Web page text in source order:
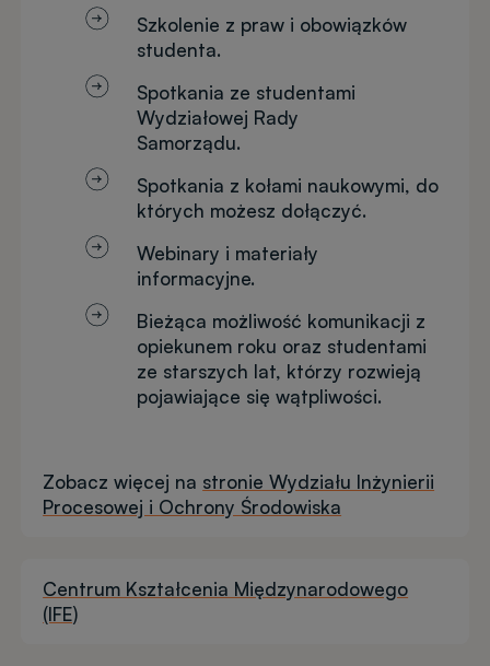
Szkolenie z praw i obowiązków
studenta.
Spotkania ze studentami
Wydziałowej Rady
Samorządu.
Spotkania z kołami naukowymi, do
których możesz dołączyć.
Webinary i materiały
informacyjne.
Bieżąca możliwość komunikacji z
opiekunem roku oraz studentami
ze starszych lat, którzy rozwieją
pojawiające się wątpliwości.
Zobacz więcej na stronie Wydziału Inżynierii
Procesowej i Ochrony Środowiska
Centrum Kształcenia Międzynarodowego
(IFE)